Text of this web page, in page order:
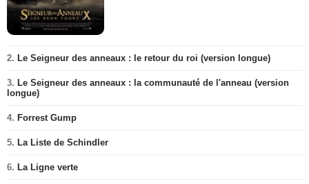
2. Le Seigneur des anneaux : le retour du roi (version longue)
3. Le Seigneur des anneaux : la communauté de l'anneau (version
longue)
4. Forrest Gump
5. La Liste de Schindler
6. La Ligne verte